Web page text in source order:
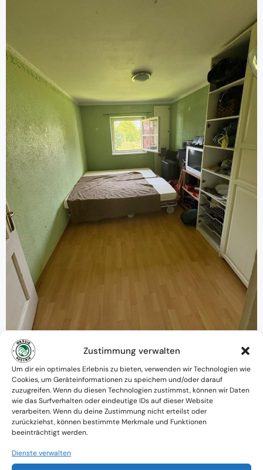
Zustimmung verwalten
Um dir ein optimales Erlebnis zu bieten, verwenden wir Technologien wie
Cookies, um Geräteinformationen zu speichern und/oder darauf
zuzugreifen. Wenn du diesen Technologien zustimmst, können wir Daten
wie das Surfverhalten oder eindeutige IDs auf dieser Website
verarbeiten. Wenn du deine Zustimmung nicht erteilst oder
zurückziehst, können bestimmte Merkmale und Funktionen
beeinträchtigt werden.
Dienste verwalten
Warum MessieAustria ?
Ein Team mit psychologischem
Verständnis und praktischem Know-how
Verfügbarkeit: Österreichweit
Absolute Diskretion & keine